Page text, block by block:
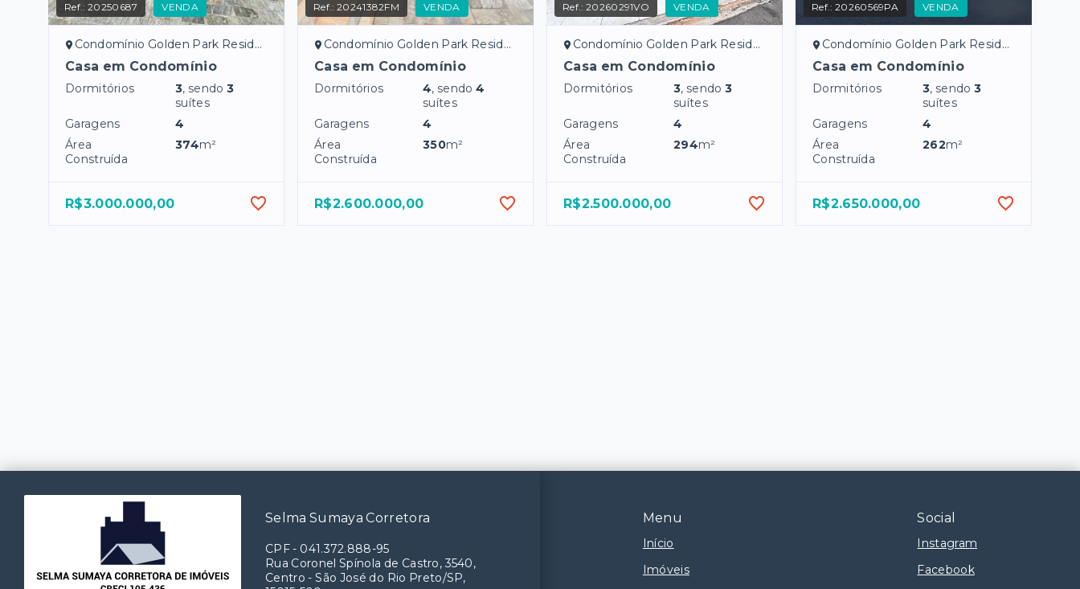
Ref.:20250687 VENDA
Condomínio Golden Park Residence - Mirassol/SP
Casa em Condomínio
Dormitórios 3, sendo3
suítes
Garagens
4
Área
Construída
374m²
R$3.000.000,00
Ref.:20241382FM VENDA
Condomínio Golden Park Residence - Mirassol/SP
Casa em Condomínio
Dormitórios 4, sendo4
suítes
Garagens
4
Área
Construída
350m²
R$2.600.000,00
Ref.:20260291VO VENDA
Condomínio Golden Park Residence - Mirassol/SP
Casa em Condomínio
Dormitórios 3, sendo3
suítes
Garagens
4
Área
Construída
294m²
R$2.500.000,00
Ref.:20260569PA VENDA
Condomínio Golden Park Residence - Mirassol/SP
Casa em Condomínio
Dormitórios 3, sendo3
suítes
Garagens
4
Área
Construída
262m²
R$2.650.000,00
Menu
Início
Imóveis
Social
Instagram
Facebook
Selma Sumaya Corretora
CPF- 041.372.888-95
Rua Coronel Spínola de Castro, 3540,
Centro - São José do Rio Preto/SP,